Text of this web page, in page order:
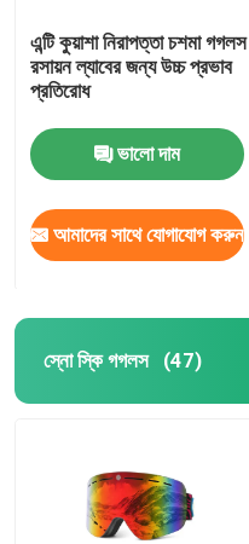
এন্টি কুয়াশা নিরাপত্তা চশমা গগলস
রসায়ন ল্যাবের জন্য উচ্চ প্রভাব
প্রতিরোধ
ভালো দাম
আমাদের সাথে যোগাযোগ করুন
স্নো স্কি গগলস (47)